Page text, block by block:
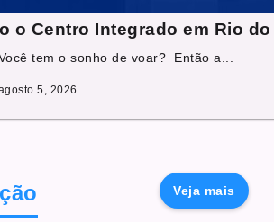
o Centro Integrado em Rio
tem o sonho de voar? Então a...
5, 2026
Veja mais